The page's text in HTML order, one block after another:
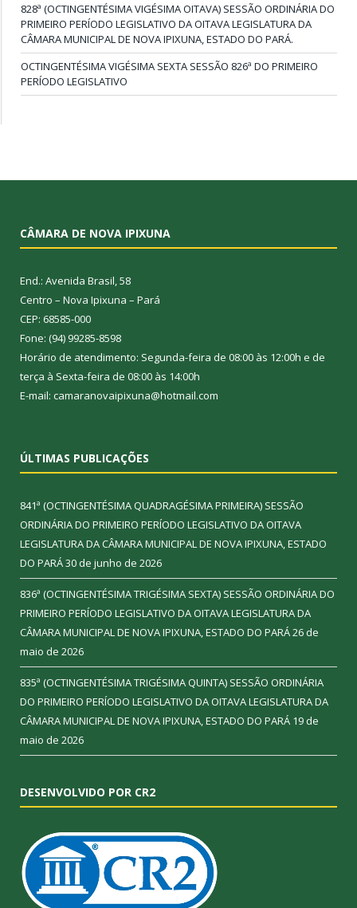
828ª (OCTINGENTÉSIMA VIGÉSIMA OITAVA) SESSÃO ORDINÁRIA DO
PRIMEIRO PERÍODO LEGISLATIVO DA OITAVA LEGISLATURA DA
CÂMARA MUNICIPAL DE NOVA IPIXUNA, ESTADO DO PARÁ.
OCTINGENTÉSIMA VIGÉSIMA SEXTA SESSÃO 826ª DO PRIMEIRO
PERÍODO LEGISLATIVO
CÂMARA DE NOVA IPIXUNA
End.: Avenida Brasil, 58
Centro – Nova Ipixuna – Pará
CEP: 68585-000
Fone: (94) 99285-8598
Horário de atendimento: Segunda-feira de 08:00 às 12:00h e de
terça à Sexta-feira de 08:00 às 14:00h
E-mail: camaranovaipixuna@hotmail.com
ÚLTIMAS PUBLICAÇÕES
841ª (OCTINGENTÉSIMA QUADRAGÉSIMA PRIMEIRA) SESSÃO
ORDINÁRIA DO PRIMEIRO PERÍODO LEGISLATIVO DA OITAVA
LEGISLATURA DA CÂMARA MUNICIPAL DE NOVA IPIXUNA, ESTADO
DO PARÁ30 de junho de 2026
836ª (OCTINGENTÉSIMA TRIGÉSIMA SEXTA) SESSÃO ORDINÁRIA DO
PRIMEIRO PERÍODO LEGISLATIVO DA OITAVA LEGISLATURA DA
CÂMARA MUNICIPAL DE NOVA IPIXUNA, ESTADO DO PARÁ26 de
maio de 2026
835ª (OCTINGENTÉSIMA TRIGÉSIMA QUINTA) SESSÃO ORDINÁRIA
DO PRIMEIRO PERÍODO LEGISLATIVO DA OITAVA LEGISLATURA DA
CÂMARA MUNICIPAL DE NOVA IPIXUNA, ESTADO DO PARÁ 19 de
maio de 2026
DESENVOLVIDO POR CR2